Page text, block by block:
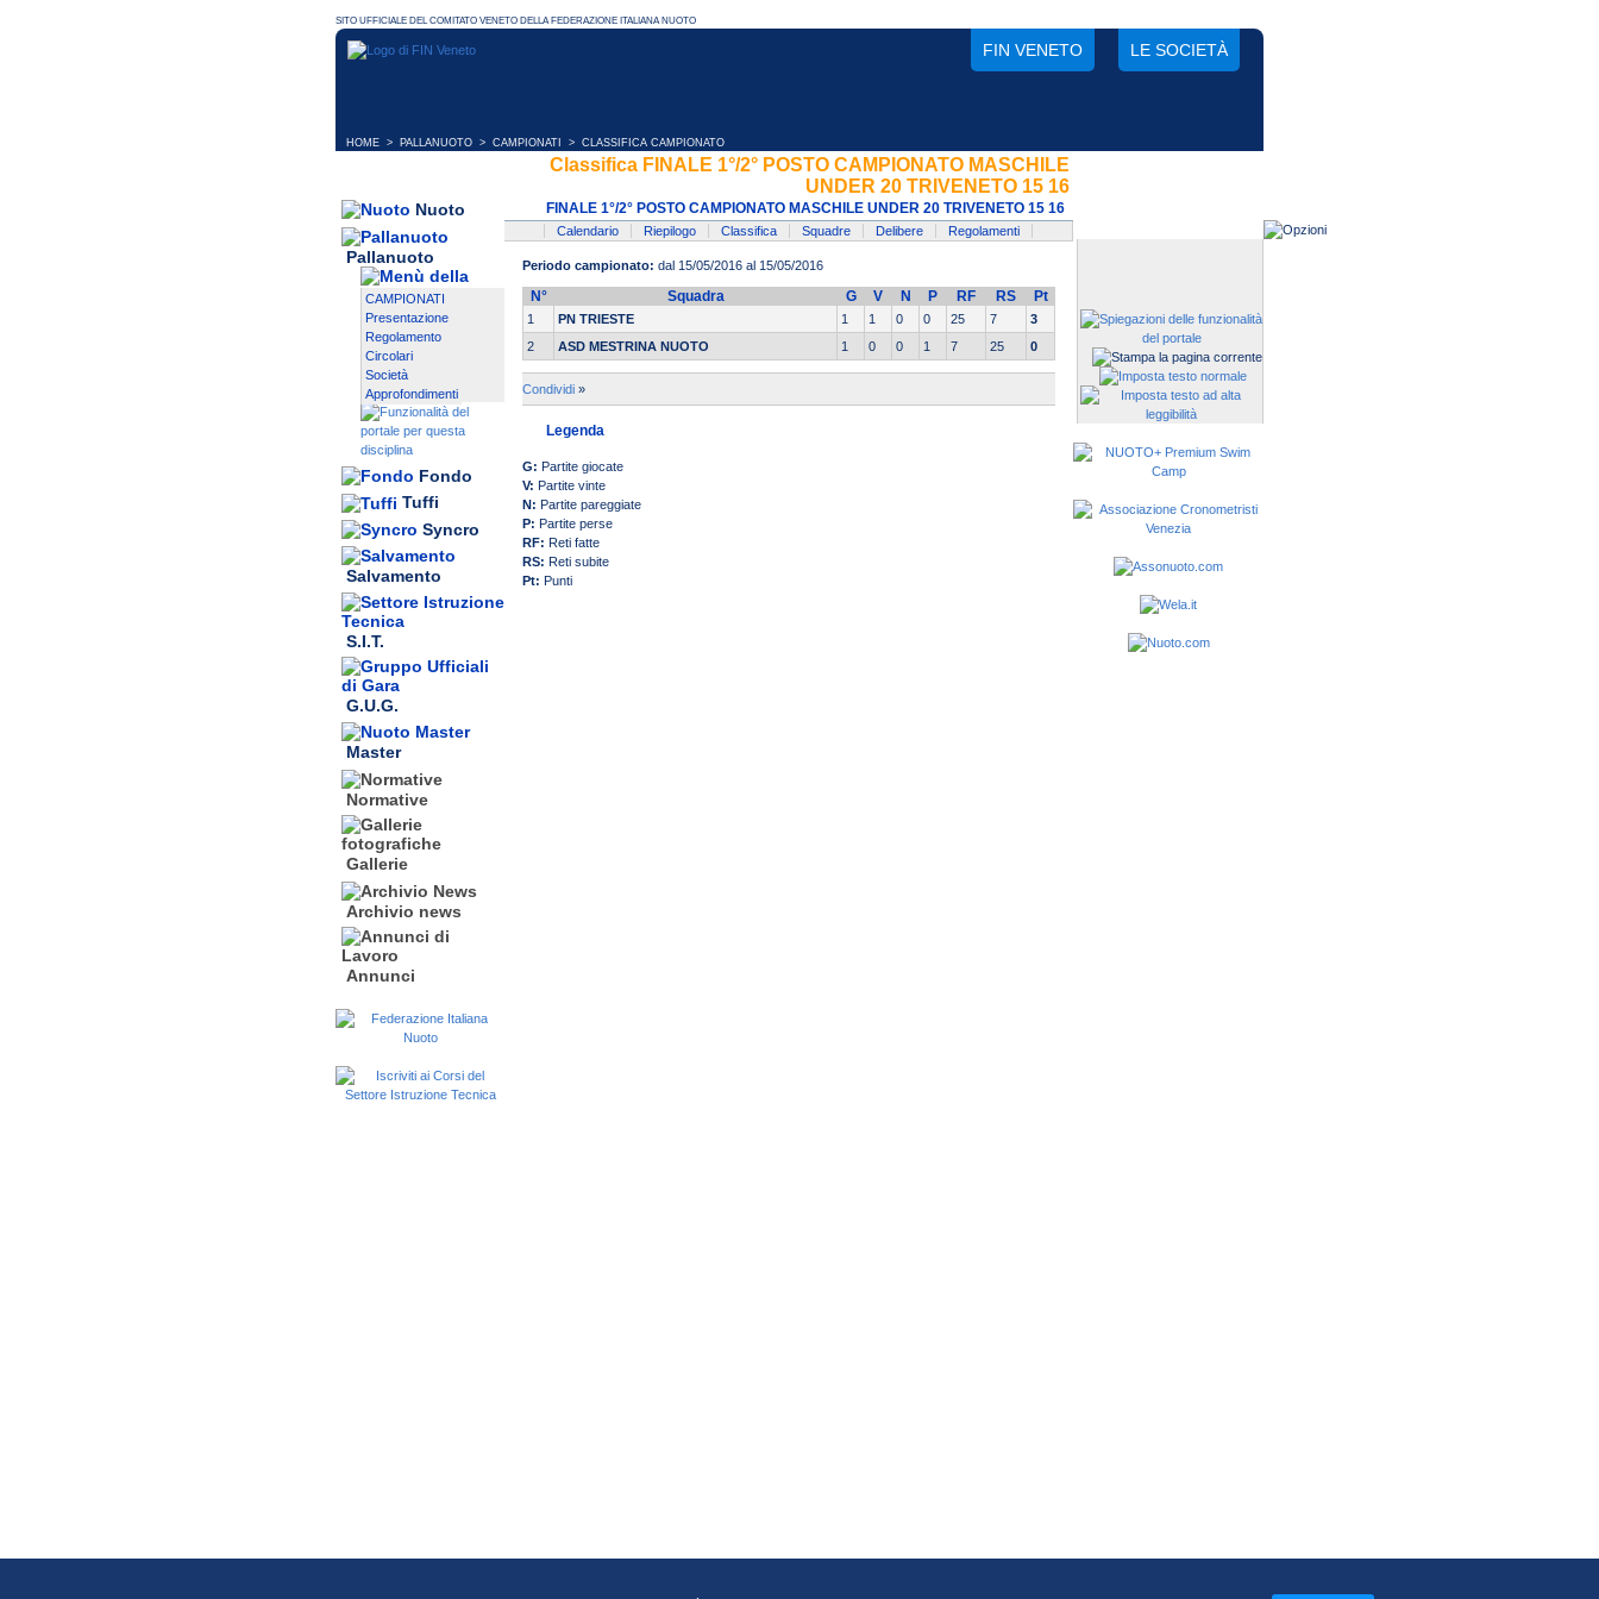
FIN VENETO LE SOCIETÀ
HOME > PALLANUOTO > CAMPIONATI > CLASSIFICA CAMPIONATO
Nuoto
Pallanuoto
CAMPIONATI
Presentazione
Regolamento
Circolari
Società
Approfondimenti
Fondo
Tuffi
Syncro
Salvamento
S.I.T.
G.U.G.
Master
Normative
Gallerie
Archivio news
Annunci
Classifica FINALE 1°/2° POSTO CAMPIONATO MASCHILE
UNDER 20 TRIVENETO 15 16
FINALE 1°/2° POSTO CAMPIONATO MASCHILE UNDER 20 TRIVENETO 15 16
Calendario Riepilogo Classifica Squadre Delibere Regolamenti
Periodo campionato: dal 15/05/2016 al 15/05/2016
N° Squadra G V N P RF RS Pt
1 PN TRIESTE 1 1 0 0 25 7
3
2
ASD MESTRINA NUOTO 1 0 0 1 7 25 0
Condividi »
Legenda
G: Partite giocate
V: Partite vinte
N: Partite pareggiate
P: Partite perse
RF: Reti fatte
RS: Reti subite
Pt: Punti